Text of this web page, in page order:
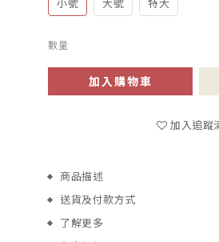
小號 大號 特大
數量
加入購物車
加入追蹤
商品描述
送貨及付款方式
了解更多